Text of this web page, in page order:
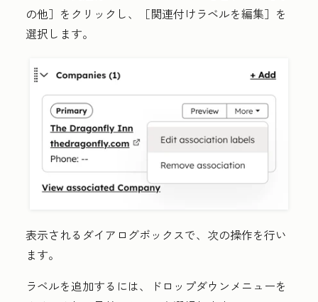
の他］ をクリックし、［関連付けラベルを編集］ を
選択します。
表示されるダイアログボックスで、次の操作を行い
ます。
ラベルを追加するには、
ドロップダウンメニューを